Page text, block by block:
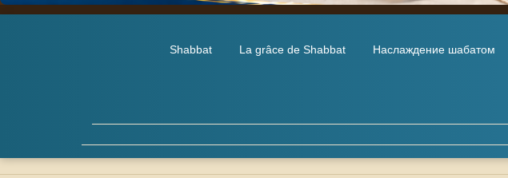
Наслаждение шабатом
La grâce de Shabbat
Shabbat